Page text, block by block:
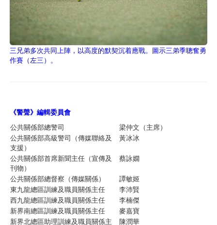
三兄弟多次共同上陣，以高度的默契沉着應戰。圖示三弟季聰奮勇
作賽（左三）。
《警聲》編輯委員會
公共關係部總警司
梁仲文（主席）
公共關係部高級警司（傳媒聯絡及
支援）
黃冰冰
公共關係部首席新聞主任（宣傳及
刊物）
蔡詠嫺
公共關係部總督察（傳媒關係）
譚敏姬
東九龍總區訓練及職員關係主任
李沛賢
西九龍總區訓練及職員關係主任
李楠傑
新界南總區訓練及職員關係主任
麥嘉寶
新界北總區助理訓練及職員關係主
陳潤華